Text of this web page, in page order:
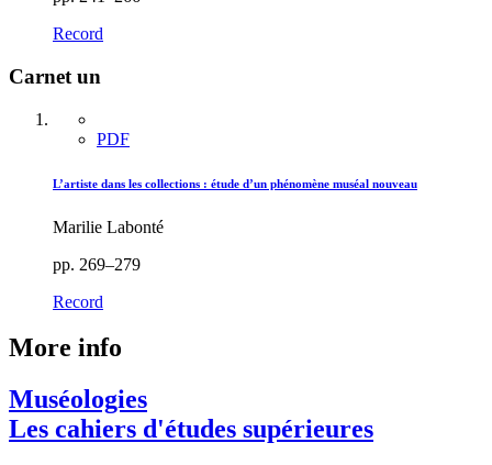
Record
Carnet un
PDF
L’artiste dans les collections : étude d’un phénomène muséal nouveau
Marilie Labonté
pp. 269–279
Record
More info
Muséologies
Les cahiers d'études supérieures